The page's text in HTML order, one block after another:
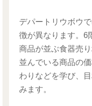
デパートリウボウ
徴が異なります。6
商品が並ぶ食器売
並んでいる商品の
わりなどを学び、
みます。